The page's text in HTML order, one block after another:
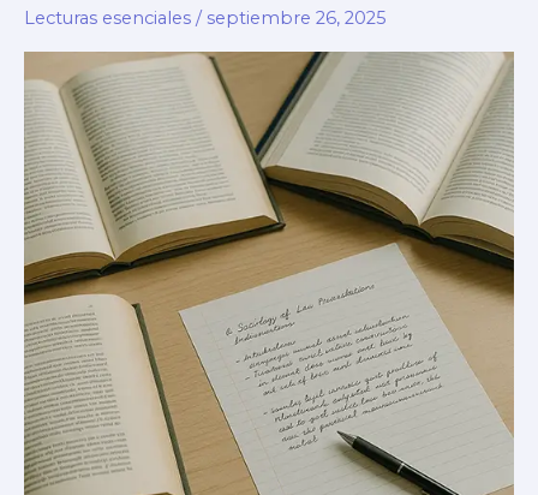
Lecturas esenciales / septiembre 26, 2025